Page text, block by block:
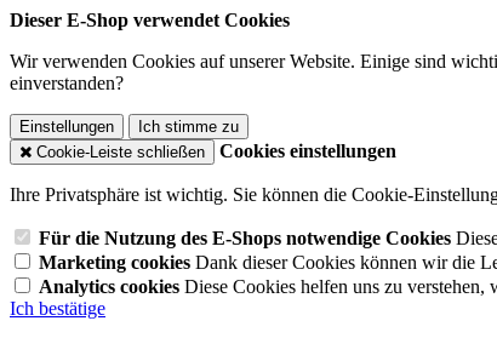
Dieser E-Shop verwendet Cookies
Wir verwenden Cookies auf unserer Website. Einige sind
einverstanden?
Einstellungen
Ich stimme zu
Cookie-Leiste schließen
Cookies einstellungen
Ihre Privatsphäre ist wichtig. Sie können die Cookie-
Für die Nutzung des E-Shops notwendige Cookies
Marketing cookies Dank dieser Cookies können wir die
Analytics cookies Diese Cookies helfen uns zu
Ich bestätige